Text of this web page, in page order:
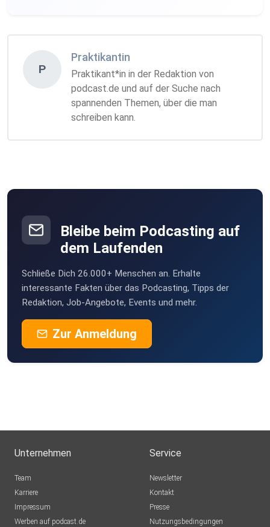
P
Praktikantin
Praktikant*in in der Redaktion von
podcast.de und auf der Suche nach
spannenden Themen, über die man
schreiben kann.
Bleibe beim Podcasting auf
dem Laufenden
Schließe Dich 26.000+ Menschen an. Erhalte
interessante Fakten über das Podcasting, Tipps der
Redaktion, Job-Angebote, Events und mehr.
Zur Anmeldung
Unternehmen
Team
Karriere
Impressum
Werben auf podcast.de
Service
Newsletter
Kontakt
Presse
Nutzungsbedingungen